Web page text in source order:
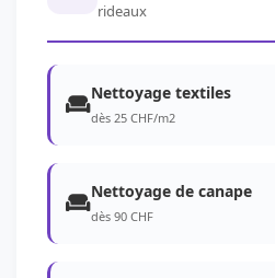
rideaux
Nettoyage textiles
dès 25 CHF/m2
Nettoyage de canape
dès 90 CHF